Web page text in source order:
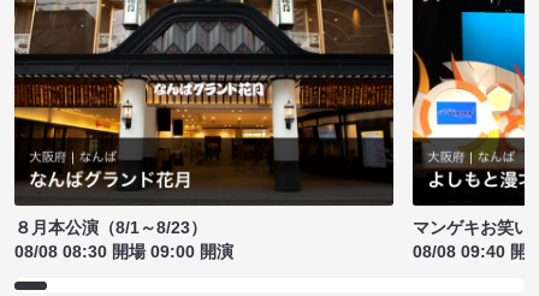
８月本公演（8/1～8/23）
08/08 08:30 開場 09:00 開演
マンゲキお笑い
08/08 09:40 開